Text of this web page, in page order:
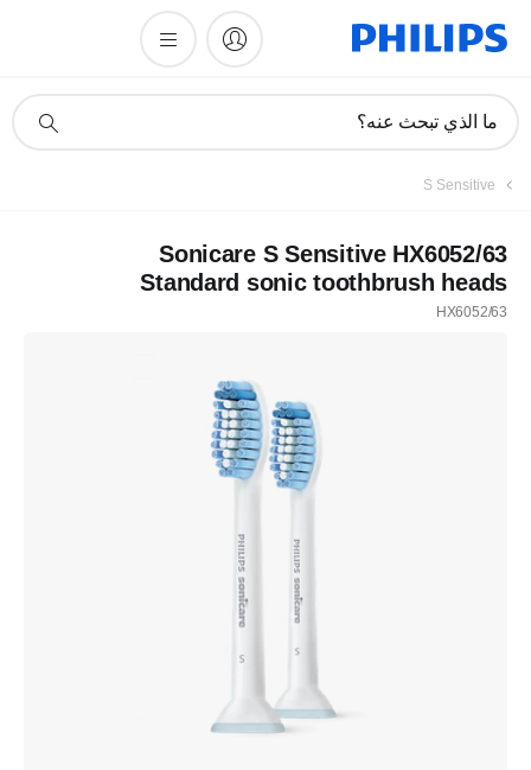
دعم
ما الذي تبحث عنه؟
S Sensitive
Sonicare S Sensitive HX6052/63
Standard sonic toothbrush heads
HX6052/63